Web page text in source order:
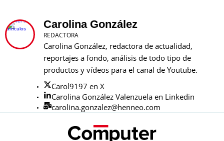
Carolina González
REDACTORA
Carolina González, redactora de actualidad,
reportajes a fondo, análisis de todo tipo de
productos y vídeos para el canal de Youtube.
Carol9197 en X
Carolina González Valenzuela en Linkedin
carolina.gonzalez@henneo.com